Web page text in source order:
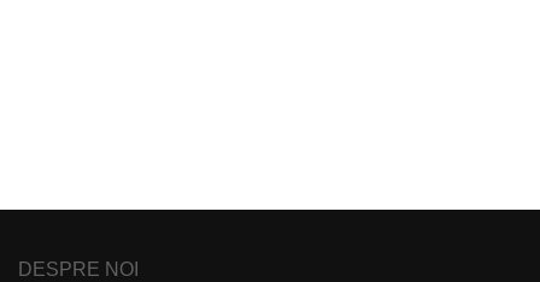
DESPRE NOI